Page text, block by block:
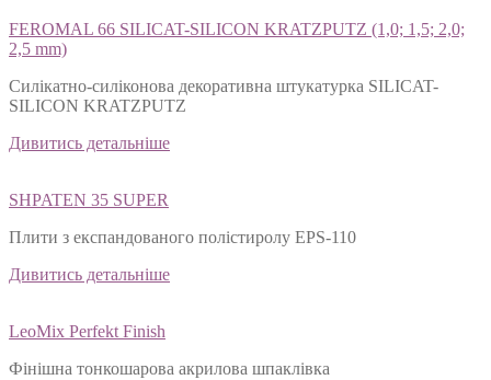
FEROMAL 66 SILICAT-SILICON KRATZPUTZ (1,0; 1,5; 2,0;
2,5 mm)
Силікатно-силіконова декоративна штукатурка SILICAT-
SILICON KRATZPUTZ
Дивитись детальніше
SHPATEN 35 SUPER
Плити з експандованого полістиролу EPS-110
Дивитись детальніше
LeoMix Perfekt Finish
Фінішна тонкошарова акрилова шпаклівка